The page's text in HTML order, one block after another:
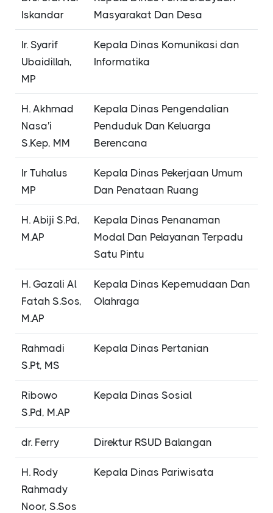
Iskandar
Masyarakat Dan Desa
Ir. Syarif
Ubaidillah,
MP
Kepala Dinas Komunikasi dan
Informatika
H. Akhmad
Nasa'i
S.Kep, MM
Kepala Dinas Pengendalian
Penduduk Dan Keluarga
Berencana
Ir Tuhalus
MP
Kepala Dinas Pekerjaan Umum
Dan Penataan Ruang
H. Abiji S.Pd,
M.AP
Kepala Dinas Penanaman
Modal Dan Pelayanan Terpadu
Satu Pintu
H. Gazali Al
Fatah S.Sos,
M.AP
Kepala Dinas Kepemudaan Dan
Olahraga
Rahmadi
S.Pt, MS
Kepala Dinas Pertanian
Ribowo
S.Pd, M.AP
Kepala Dinas Sosial
dr. Ferry Direktur RSUD Balangan
H. Rody
Rahmady
Noor, S.Sos
Kepala Dinas Pariwisata